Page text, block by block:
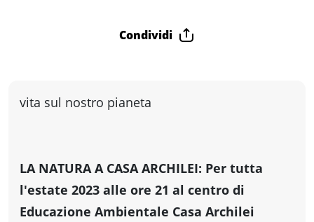
Percorsi
Enogastronomia
Condividi
vita sul nostro pianeta
LA NATURA A CASA ARCHILEI: Per tutta
l'estate 2023 alle ore 21 al centro di
Educazione Ambientale Casa Archilei